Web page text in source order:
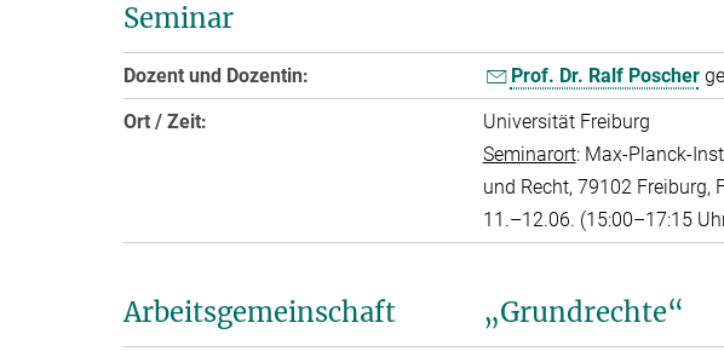
Seminar
Dozent und Dozentin: Prof. Dr. Ralf Poscher
Ort / Zeit:
Universität Freiburg
Seminarort: Max-Planck-
und Recht, 79102 Freiburg,
11.–12.06. (15:00–17:15
Arbeitsgemeinschaft „Grundrechte“